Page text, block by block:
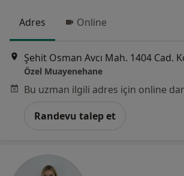
Adres Online
Özel Muayenehane
Randevu talep et